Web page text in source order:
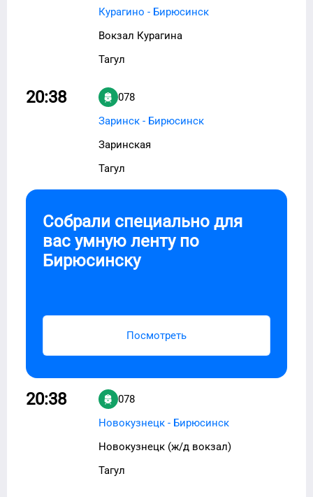
Курагино - Бирюсинск
Вокзал Курагина
Тагул
20:38
078
Заринск - Бирюсинск
Заринская
Тагул
Собрали специально для
вас умную ленту по
Бирюсинску
Посмотреть
20:38
078
Новокузнецк - Бирюсинск
Новокузнецк (ж/д вокзал)
Тагул